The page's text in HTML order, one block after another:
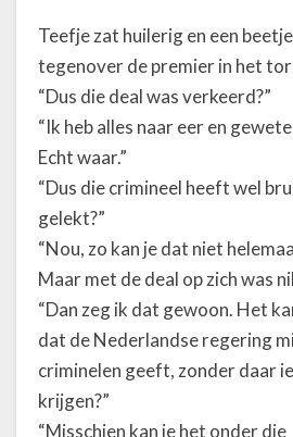
i
e
r
e
Teefje zat huilerig en een
tegenover de premier in het
“Dus die deal was verkeerd?”
“Ik heb alles naar eer en
Echt waar.”
“Dus die crimineel heeft wel
gelekt?”
“Nou, zo kan je dat niet
Maar met de deal op zich was
“Dan zeg ik dat gewoon. Het
dat de Nederlandse regering
criminelen geeft, zonder daar
krijgen?”
“Misschien kan je het onder die